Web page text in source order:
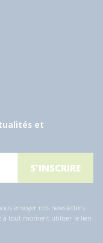
et
envoyer nos newsletters
à tout moment utiliser le lien